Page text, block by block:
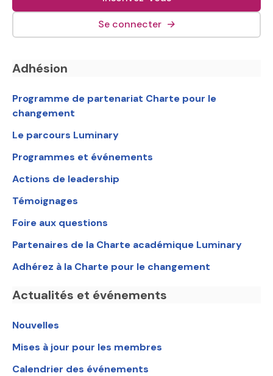
Se connecter(lien externe,
→
Adhésion
Programme de partenariat Charte pour le
changement
Le parcours Luminary
Programmes et événements
Actions de leadership
Témoignages
Foire aux questions
Partenaires de la Charte académique Luminary
Adhérez à la Charte pour le changement
Actualités et événements
Nouvelles
Mises à jour pour les membres
Calendrier des événements